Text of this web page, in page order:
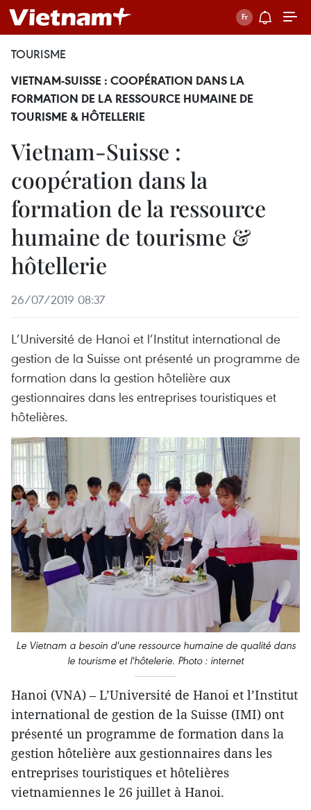
TOURISME
VIETNAM-SUISSE : COOPÉRATION DANS LA
FORMATION DE LA RESSOURCE HUMAINE DE
TOURISME & HÔTELLERIE
Vietnam-Suisse :
coopération dans la
formation de la ressource
humaine de tourisme &
hôtellerie
26/07/2019 08:37
L’Université de Hanoi et l’Institut international de
gestion de la Suisse ont présenté un programme de
formation dans la gestion hôtelière aux
gestionnaires dans les entreprises touristiques et
hôtelières.
Le Vietnam a besoin d'une ressource humaine de qualité dans
le tourisme et l'hôtelerie. Photo : internet
Hanoi (VNA) – L’Université de Hanoi et l’Institut
international de gestion de la Suisse (IMI) ont
présenté un programme de formation dans la
gestion hôtelière aux gestionnaires dans les
entreprises touristiques et hôtelières
vietnamiennes le 26 juillet à Hanoi.